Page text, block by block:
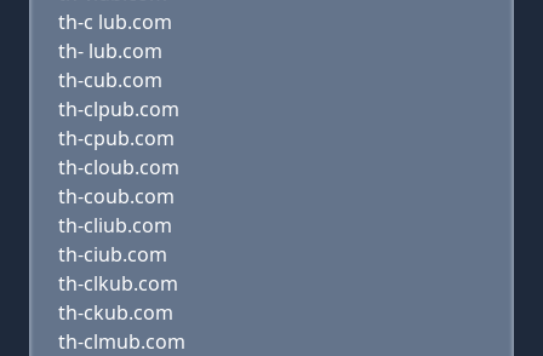
th-c lub.com
th- lub.com
th-cub.com
th-clpub.com
th-cpub.com
th-cloub.com
th-coub.com
th-cliub.com
th-ciub.com
th-clkub.com
th-ckub.com
th-clmub.com